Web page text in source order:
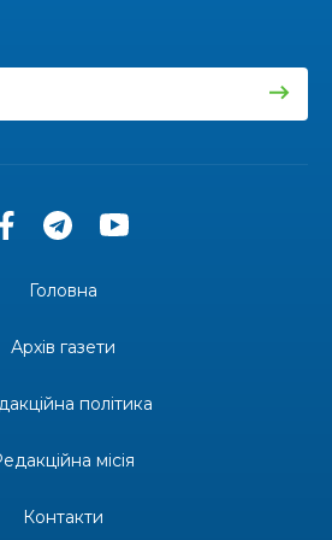
– Клуб з народознавства
Бахмутської громади у Харкові
проєкту «Радість у дитячих
громади
Рівному: свято краси, мистецтва
Головна
Архів газети
політика
місія
Контакти